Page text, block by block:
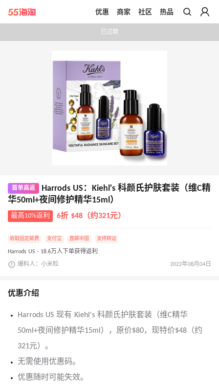
带你去官网买正品
优惠 商家 社区 热品
已过期
首单高返
Harrods US：Kiehl's 科颜氏护肤套装（维C精
华50ml+夜间修护精华15ml）
最高10%返利 6折 $48（约321元）
收取固定邮费 支付宝 直邮中国 支持转运
Harrods US · 18.6万人下单获得返利
爆料人：小米粒 2022年08月04日
优惠介绍
Harrods US 现有 Kiehl's 科颜氏护肤套装（维C精华
50ml+夜间修护精华15ml），原价$80，现特价$48（约
321元）。
无需使用优惠码。
优惠随时可能失效。